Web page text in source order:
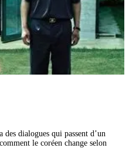
dialogues qui passent d’un
le coréen change selon